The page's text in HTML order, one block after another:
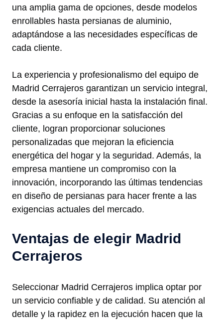
una amplia gama de opciones, desde modelos
enrollables hasta persianas de aluminio,
adaptándose a las necesidades específicas de
cada cliente.
La experiencia y profesionalismo del equipo de
Madrid Cerrajeros garantizan un servicio integral,
desde la asesoría inicial hasta la instalación final.
Gracias a su enfoque en la satisfacción del
cliente, logran proporcionar soluciones
personalizadas que mejoran la eficiencia
energética del hogar y la seguridad. Además, la
empresa mantiene un compromiso con la
innovación, incorporando las últimas tendencias
en diseño de persianas para hacer frente a las
exigencias actuales del mercado.
Ventajas de elegir Madrid
Cerrajeros
Seleccionar Madrid Cerrajeros implica optar por
un servicio confiable y de calidad. Su atención al
detalle y la rapidez en la ejecución hacen que la